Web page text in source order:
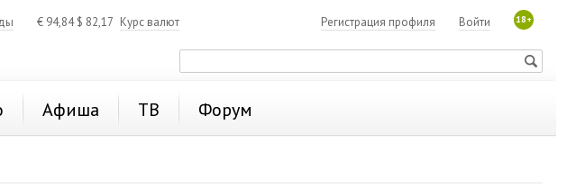
€ 94,84$ 82,17 Курс валют 18+
Войти
Регистрация профиля
Афиша ТВ Форум